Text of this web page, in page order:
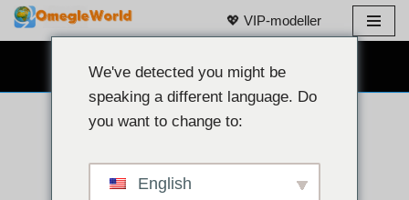
innhold
💖 VIP-modeller
GRATIS WEBKAMERA-CHAT 👉
We've detected you might be
speaking a different language. Do
you want to change to:
English